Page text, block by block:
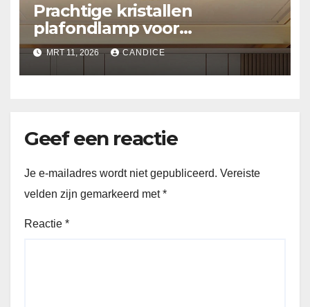
Prachtige kristallen
plafondlamp voor
slaapkamer
MRT 11, 2026 CANDICE
Geef een reactie
Je e-mailadres wordt niet gepubliceerd. Vereiste
velden zijn gemarkeerd met*
Reactie *